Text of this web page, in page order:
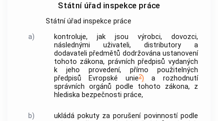
Státní úřad inspekce práce
Státní úřad inspekce práce
a)
kontroluje, jak jsou výrobci, dovozci,
následnými uživateli, distributory a
dodavateli předmětů dodržována ustanovení
tohoto zákona, právních předpisů vydaných
k jeho provedení, přímo použitelných
předpisů Evropské unie2) a rozhodnutí
správních orgánů podle tohoto zákona, z
hlediska bezpečnosti práce,
b)
ukládá pokuty za porušení povinností podle